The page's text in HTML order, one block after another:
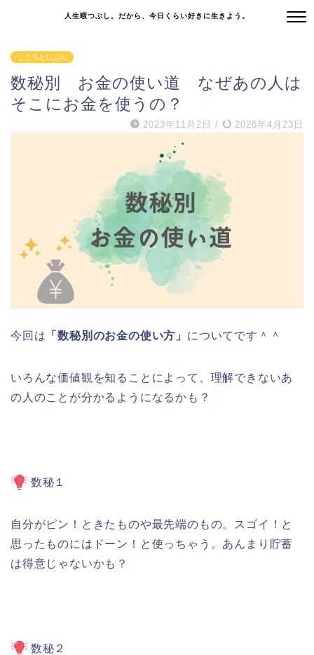
人生暇つぶし。だから、今日くらい好きに生きよう。
こころとじぶん
数秘別 お金の使い道 なぜあの人は
そこにお金を使うの？
2023年11月2日 / 2026年4月23日
今回は 「数秘別のお金の使い方」 についてです＾＾
いろんな価値観を知ることによって、理解できないあ
の人のことが分かるようになるかも？
数秘１
自分がピン！ときたものや最先端のもの。スゴイ！と
思ったものにはドーン！と使っちゃう。あんまり貯蓄
は得意じゃないかも？
数秘２